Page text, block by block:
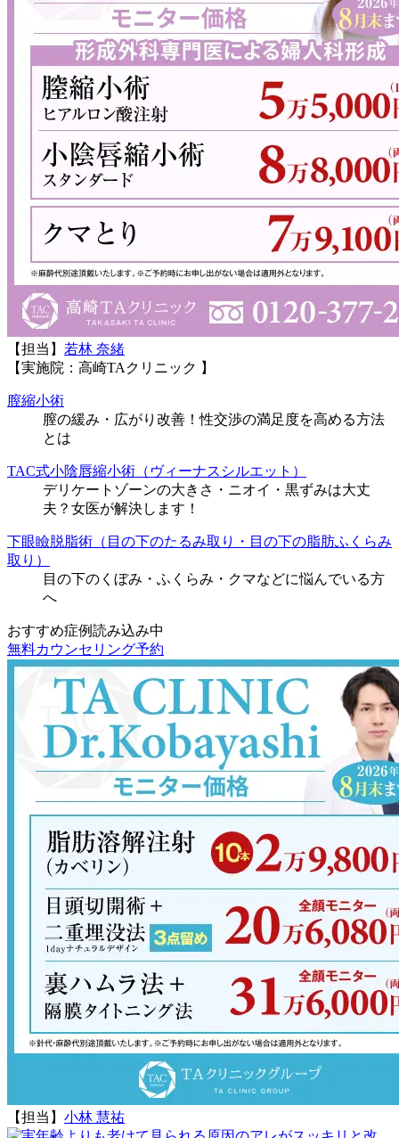
【担当】 若林 奈緒
【実施院：高崎TAクリニック 】
膣縮小術
膣の緩み・広がり改善！性交渉の満足度を高める方法
とは
TAC式小陰唇縮小術（ヴィーナスシルエット）
デリケートゾーンの大きさ・ニオイ・黒ずみは大丈
夫？女医が解決します！
下眼瞼脱脂術（目の下のたるみ取り・目の下の脂肪ふくらみ
取り）
目の下のくぼみ・ふくらみ・クマなどに悩んでいる方
へ
おすすめ症例読み込み中
無料カウンセリング予約
【担当】 小林 慧祐